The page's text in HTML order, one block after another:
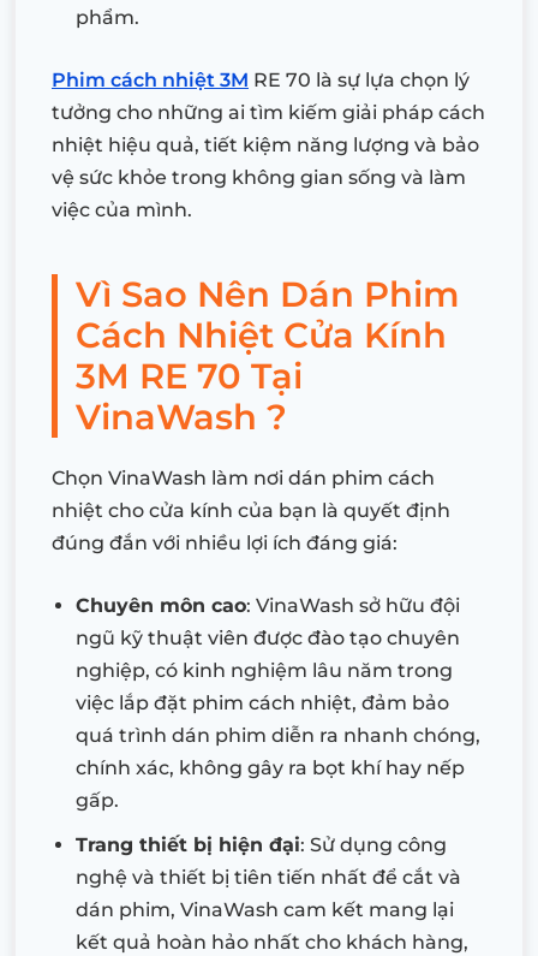
phẩm.
Phim cách nhiệt 3M RE 70 là sự lựa chọn lý
tưởng cho những ai tìm kiếm giải pháp cách
nhiệt hiệu quả, tiết kiệm năng lượng và bảo
vệ sức khỏe trong không gian sống và làm
việc của mình.
Vì Sao Nên Dán Phim
Cách Nhiệt Cửa Kính
3M RE 70 Tại
VinaWash ?
Chọn VinaWash làm nơi dán phim cách
nhiệt cho cửa kính của bạn là quyết định
đúng đắn với nhiều lợi ích đáng giá:
Chuyên môn cao: VinaWash sở hữu đội
ngũ kỹ thuật viên được đào tạo chuyên
nghiệp, có kinh nghiệm lâu năm trong
việc lắp đặt phim cách nhiệt, đảm bảo
quá trình dán phim diễn ra nhanh chóng,
chính xác, không gây ra bọt khí hay nếp
gấp.
Trang thiết bị hiện đại: Sử dụng công
nghệ và thiết bị tiên tiến nhất để cắt và
dán phim, VinaWash cam kết mang lại
kết quả hoàn hảo nhất cho khách hàng,